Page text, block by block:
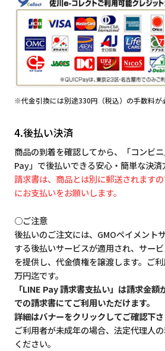
※代金引換には別途330円（税込）の手数料が
4.後払い決済
商品の到着を確認してから、「コンビ
Pay」で後払いできる安心・簡単な決済
請求書は、商品とは別に郵送されます
にお支払いをお願いします。
○ご注意
後払いのご注文には、GMOペイメント
する後払いサービスが適用され、サー
を提供し、代金債権を譲渡します。ご
万円迄です。
「LINE Pay 請求書支払い」は請求金
での請求書にてご利用いただけます。
詳細はバナーをクリックしてご確認下さ
ご利用者が未成年の場合、法定代理人
ください。